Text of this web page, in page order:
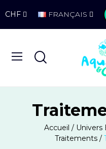
CHF FRANÇAIS
Accueil Univers
Traitements